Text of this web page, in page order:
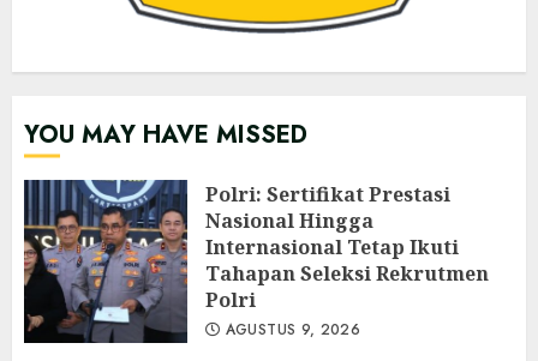
YOU MAY HAVE MISSED
Polri: Sertifikat Prestasi
Nasional Hingga
Internasional Tetap Ikuti
Tahapan Seleksi Rekrutmen
Polri
AGUSTUS 9, 2026